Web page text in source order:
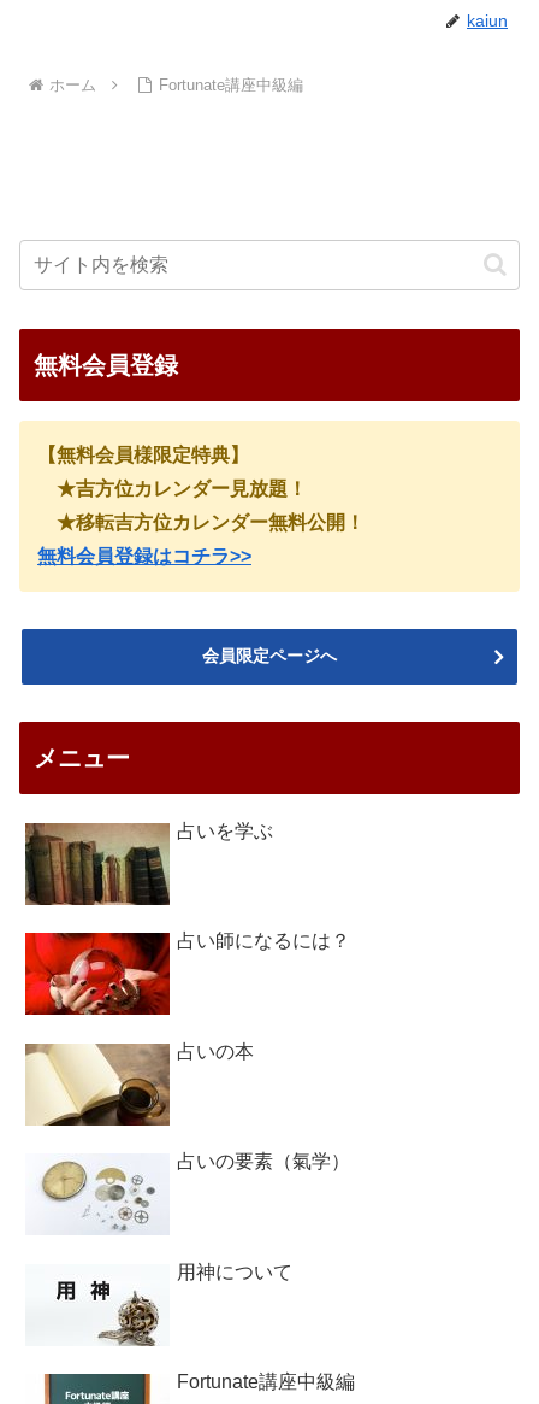
kaiun
ホーム Fortunate講座中級編
無料会員登録
【無料会員様限定特典】
★吉方位カレンダー見放題！
★移転吉方位カレンダー無料公開！
無料会員登録はコチラ>>
会員限定ページへ
メニュー
占いを学ぶ
占い師になるには？
占いの本
占いの要素（氣学）
用神について
Fortunate講座中級編